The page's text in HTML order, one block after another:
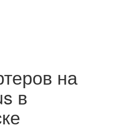
на
в